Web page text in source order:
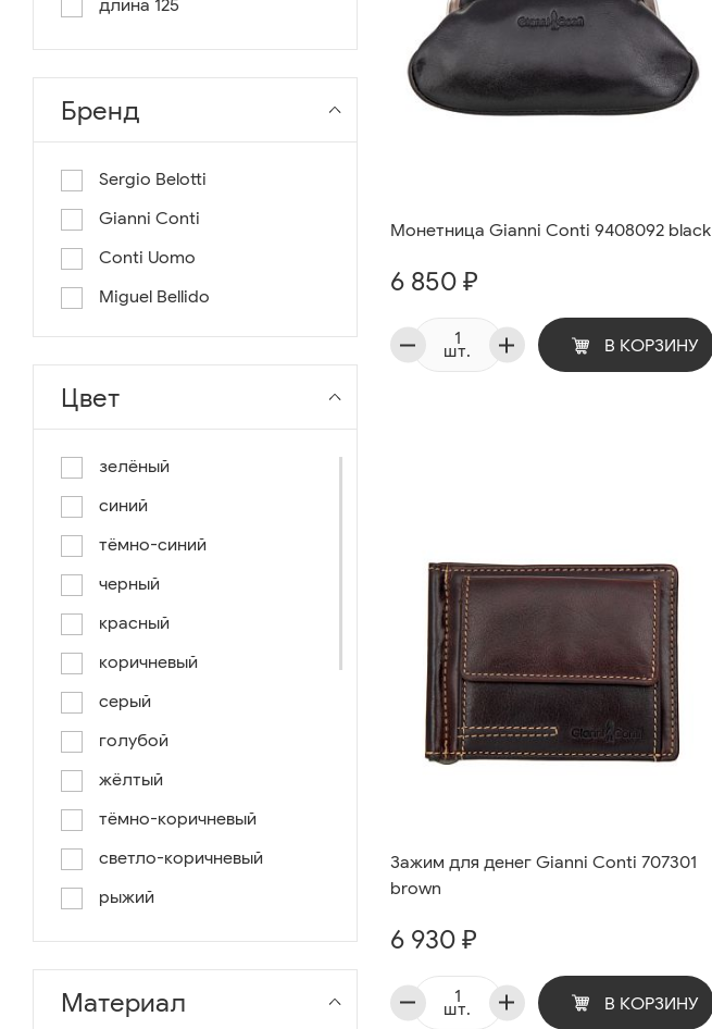
длина 125
длина 130
длина 135
Бренд
Sergio Belotti
Gianni Conti
Conti Uomo
Miguel Bellido
Цвет
зелёный
синий
тёмно-синий
черный
красный
коричневый
серый
голубой
жёлтый
тёмно-коричневый
светло-коричневый
рыжий
серо-коричневый
светло-голубой
чёрный-коричневый
Материал
Монетница Gianni Conti 9408092 black
6 850 ₽
шт. В КОРЗИНУ
Зажим для денег Gianni Conti 707301
brown
6 930 ₽
шт. В КОРЗИНУ